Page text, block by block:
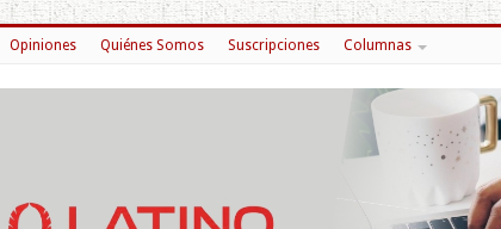
Opiniones Quiénes Somos Suscripciones Columnas